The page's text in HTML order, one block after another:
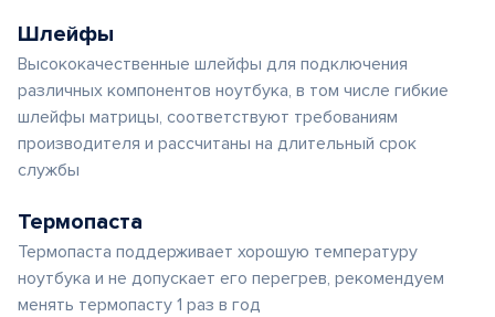
Шлейфы
Высококачественные шлейфы для подключения
различных компонентов ноутбука, в том числе гибкие
шлейфы матрицы, соответствуют требованиям
производителя и рассчитаны на длительный срок
службы
Термопаста
Термопаста поддерживает хорошую температуру
ноутбука и не допускает его перегрев, рекомендуем
менять термопасту 1 раз в год